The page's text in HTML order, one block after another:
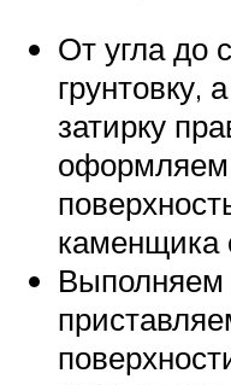
От угла до
грунтовку,
затирку
оформляем
каменщика
Выполняем